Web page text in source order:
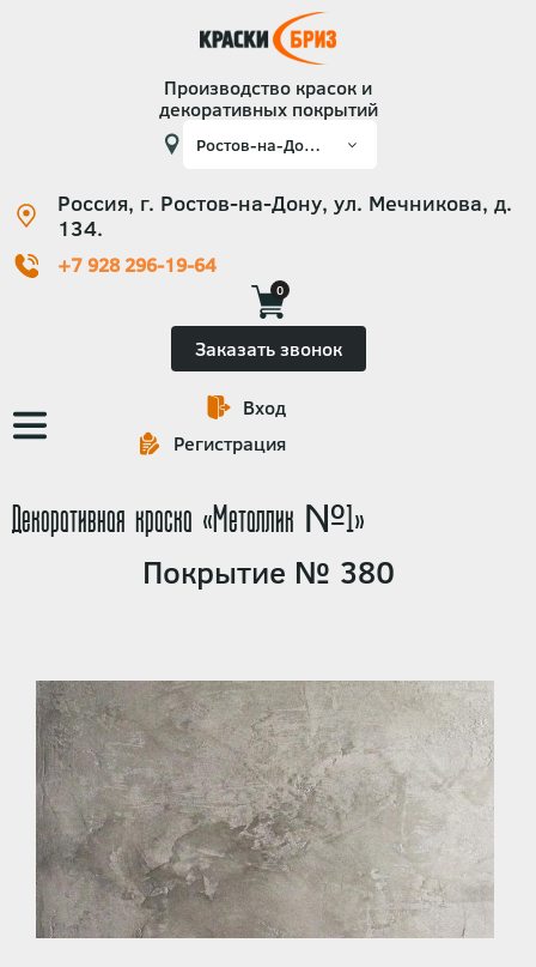
Производство красок и
декоративных покрытий
Россия, г. Ростов-на-Дону, ул. Мечникова, д.
134.
+7 928 296-19-64
0
Заказать звонок
Основная
навигация
Вход
Регистрация
Декоративная краска «Металлик №1»
Покрытие № 380